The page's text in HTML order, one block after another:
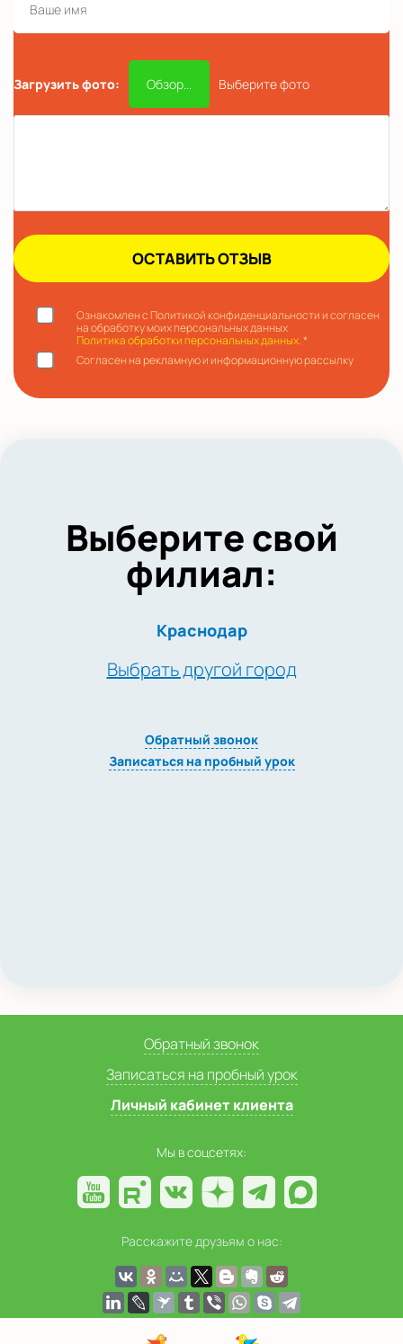
Загрузить фото: Обзор... Выберите фото
Ознакомлен с Политикой конфиденциальности и согласен
на обработку моих персональных данных
Политика обработки персональных данных.*
Согласен на рекламную и информационную рассылку
Выберите свой
филиал:
Краснодар
Выбрать другой город
Обратный звонок
Записаться на пробный урок
Обратный звонок
Записаться на пробный урок
Личный кабинет клиента
Мы в соцсетях:
Расскажите друзьям о нас: